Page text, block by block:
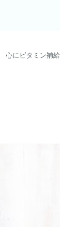
心にビタミン補給